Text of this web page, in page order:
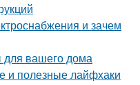
и зачем
для вашего дома
и полезные лайфхаки